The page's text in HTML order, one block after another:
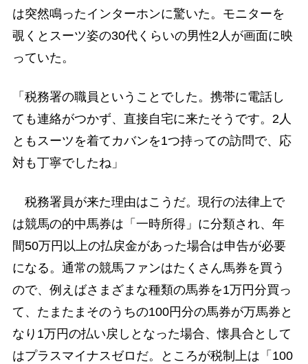
は突然鳴ったインターホンに驚いた。モニターを
覗くとスーツ姿の30代くらいの男性2人が画面に映
っていた。
「税務署の職員ということでした。携帯に電話し
ても連絡がつかず、直接自宅に来たそうです。2人
ともスーツを着てカバンを1つ持っての訪問で、応
対も丁寧でしたね」
税務署員が来た理由はこうだ。現行の法律上で
は競馬の的中馬券は「一時所得」に分類され、年
間50万円以上の払戻金があった場合は申告が必要
になる。通常の競馬ファンはたくさん馬券を買う
ので、例えばさまざまな種類の馬券を1万円分買っ
て、たまたまそのうちの100円分の馬券が万馬券と
なり1万円の払い戻しとなった場合、懐具合として
はプラスマイナスゼロだ。ところが税制上は「100